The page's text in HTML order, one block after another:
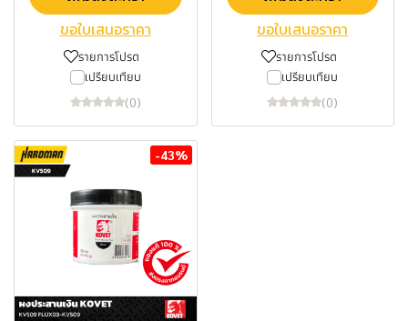
ขอใบเสนอราคา
รายการโปรด
เปรียบเทียบ
(0)
ขอใบเสนอราคา
รายการโปรด
เปรียบเทียบ
(0)
-43%